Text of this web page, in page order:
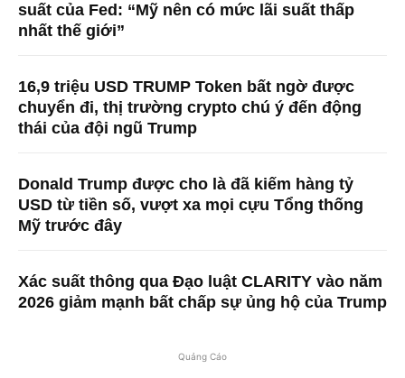
suất của Fed: “Mỹ nên có mức lãi suất thấp
nhất thế giới”
16,9 triệu USD TRUMP Token bất ngờ được
chuyển đi, thị trường crypto chú ý đến động
thái của đội ngũ Trump
Donald Trump được cho là đã kiếm hàng tỷ
USD từ tiền số, vượt xa mọi cựu Tổng thống
Mỹ trước đây
Xác suất thông qua Đạo luật CLARITY vào năm
2026 giảm mạnh bất chấp sự ủng hộ của Trump
Quảng Cáo